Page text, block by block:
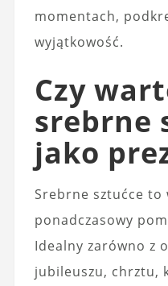
momentach,
wyjątkowość.
Czy
srebrne
jako
Srebrne sztućce to
ponadczasowy
Idealny zarówno z
jubileuszu, chrztu,